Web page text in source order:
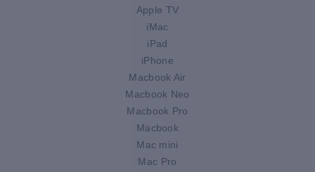
Apple TV
iMac
iPad
iPhone
Macbook Air
Macbook Neo
Macbook Pro
Macbook
Mac mini
Mac Pro